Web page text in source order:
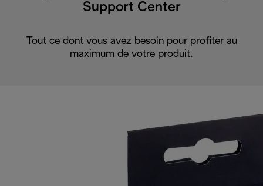
Support Center
Tout ce dont vous avez besoin pour profiter au
maximum de votre produit.